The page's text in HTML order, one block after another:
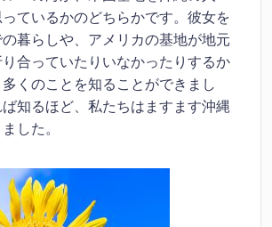
ているかのどちらかです。彼女を
暮らしや、アメリカの基地が地元
合っていたりいなかったりするか
くのことを知ることができまし
知るほど、私たちはますます沖縄
した。